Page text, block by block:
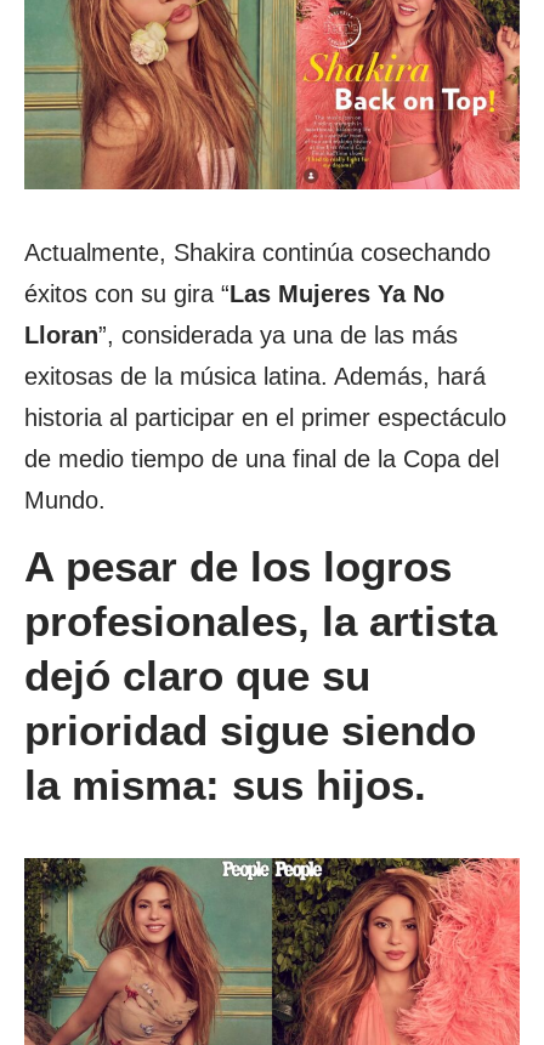
Actualmente, Shakira continúa cosechando
éxitos con su gira “Las Mujeres Ya No
Lloran”, considerada ya una de las más
exitosas de la música latina. Además, hará
historia al participar en el primer espectáculo
de medio tiempo de una final de la Copa del
Mundo.
A pesar de los logros
profesionales, la artista
dejó claro que su
prioridad sigue siendo
la misma: sus hijos.